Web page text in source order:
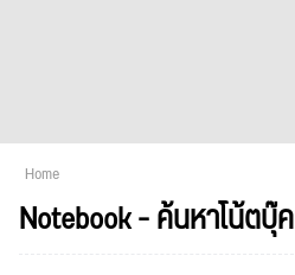
Home
Notebook - ค้นหาโน้ตบุ๊ค